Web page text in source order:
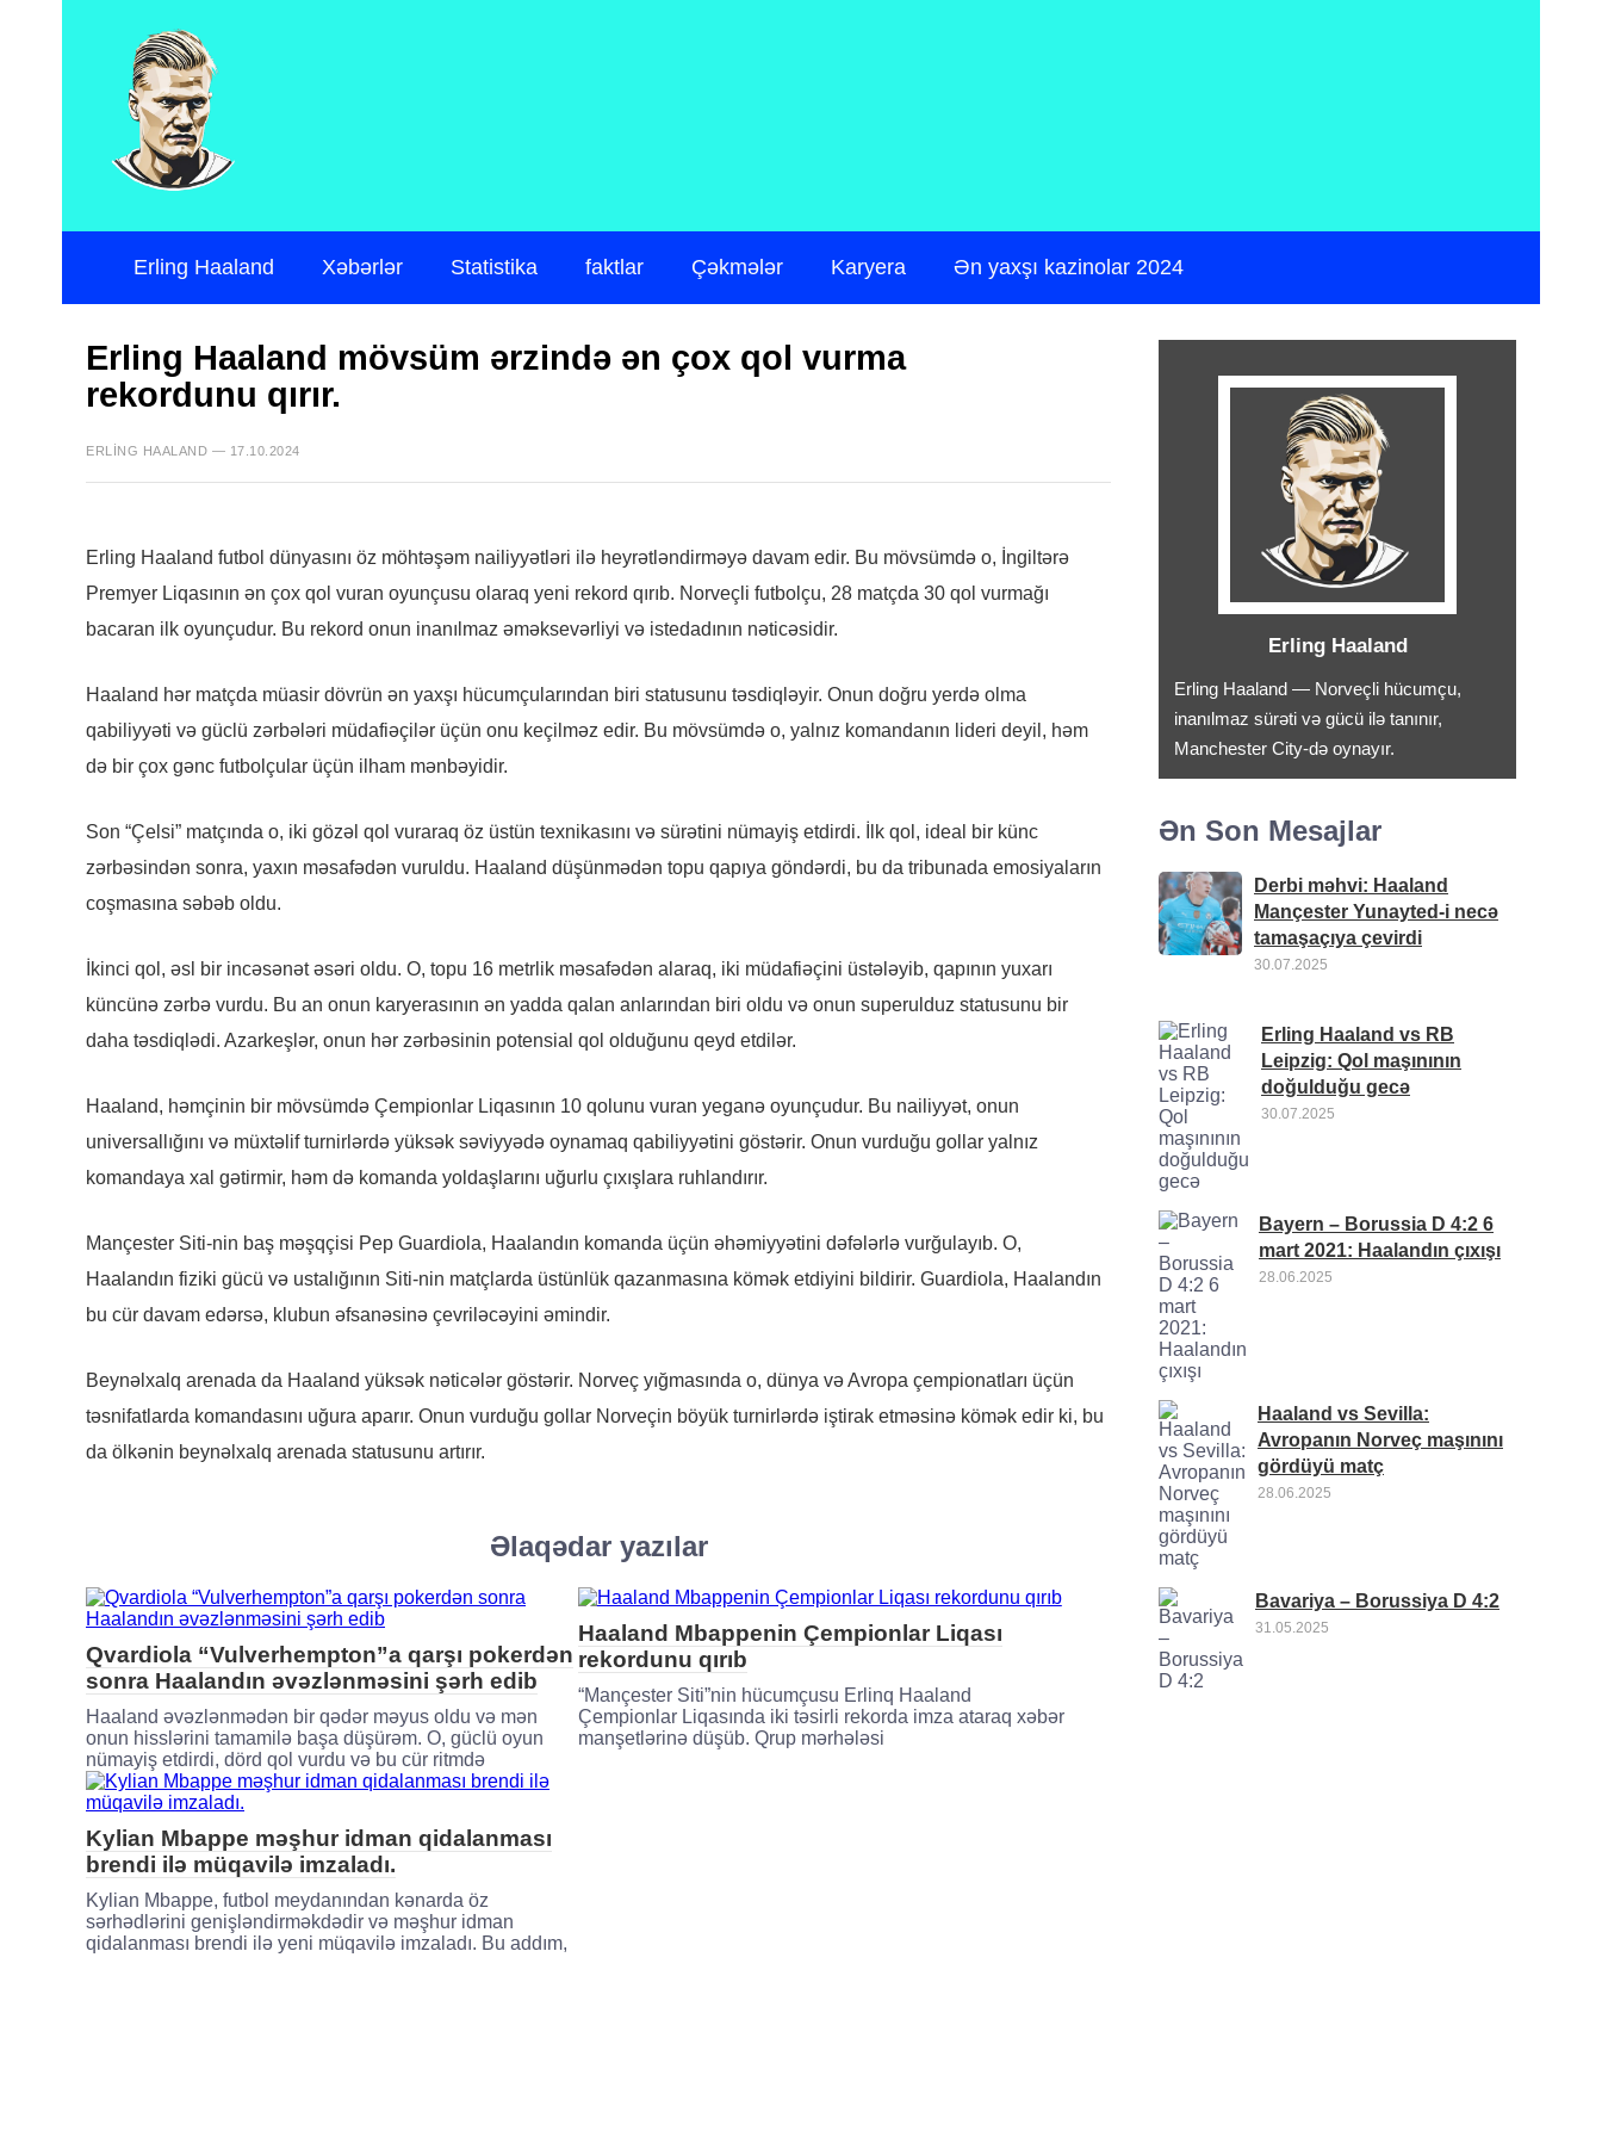
Erling Haaland Xəbərlər Statistika faktlar Çəkmələr Karyera Ən yaxşı kazinolar 2024
Erling Haaland mövsüm ərzində ən çox qol vurma
rekordunu qırır.
ERLING HAALAND — 17.10.2024
Erling Haaland futbol dünyasını öz möhtəşəm nailiyyətləri ilə heyrətləndirməyə davam edir. Bu mövsümdə o, İngiltərə
Premyer Liqasının ən çox qol vuran oyunçusu olaraq yeni rekord qırıb. Norveçli futbolçu, 28 matçda 30 qol vurmağı
bacaran ilk oyunçudur. Bu rekord onun inanılmaz əməksevərliyi və istedadının nəticəsidir.
Haaland hər matçda müasir dövrün ən yaxşı hücumçularından biri statusunu təsdiqləyir. Onun doğru yerdə olma
qabiliyyəti və güclü zərbələri müdafiəçilər üçün onu keçilməz edir. Bu mövsümdə o, yalnız komandanın lideri deyil, həm
də bir çox gənc futbolçular üçün ilham mənbəyidir.
Son “Çelsi” matçında o, iki gözəl qol vuraraq öz üstün texnikasını və sürətini nümayiş etdirdi. İlk qol, ideal bir künc
zərbəsindən sonra, yaxın məsafədən vuruldu. Haaland düşünmədən topu qapıya göndərdi, bu da tribunada emosiyaların
coşmasına səbəb oldu.
İkinci qol, əsl bir incəsənət əsəri oldu. O, topu 16 metrlik məsafədən alaraq, iki müdafiəçini üstələyib, qapının yuxarı
küncünə zərbə vurdu. Bu an onun karyerasının ən yadda qalan anlarından biri oldu və onun superulduz statusunu bir
daha təsdiqlədi. Azarkeşlər, onun hər zərbəsinin potensial qol olduğunu qeyd etdilər.
Haaland, həmçinin bir mövsümdə Çempionlar Liqasının 10 qolunu vuran yeganə oyunçudur. Bu nailiyyət, onun
universallığını və müxtəlif turnirlərdə yüksək səviyyədə oynamaq qabiliyyətini göstərir. Onun vurduğu gollar yalnız
komandaya xal gətirmir, həm də komanda yoldaşlarını uğurlu çıxışlara ruhlandırır.
Mançester Siti-nin baş məşqçisi Pep Guardiola, Haalandın komanda üçün əhəmiyyətini dəfələrlə vurğulayıb. O,
Haalandın fiziki gücü və ustalığının Siti-nin matçlarda üstünlük qazanmasına kömək etdiyini bildirir. Guardiola, Haalandın
bu cür davam edərsə, klubun əfsanəsinə çevriləcəyini əmindir.
Beynəlxalq arenada da Haaland yüksək nəticələr göstərir. Norveç yığmasında o, dünya və Avropa çempionatları üçün
təsnifatlarda komandasını uğura aparır. Onun vurduğu gollar Norveçin böyük turnirlərdə iştirak etməsinə kömək edir ki, bu
da ölkənin beynəlxalq arenada statusunu artırır.
Əlaqədar yazılar
Qvardiola “Vulverhempton”a qarşı pokerdən
sonra Haalandın əvəzlənməsini şərh edib
Haaland əvəzlənmədən bir qədər məyus oldu və mən
onun hisslərini tamamilə başa düşürəm. O, güclü oyun
nümayiş etdirdi, dörd qol vurdu və bu cür ritmdə
Haaland Mbappenin Çempionlar Liqası
rekordunu qırıb
“Mançester Siti”nin hücumçusu Erlinq Haaland
Çempionlar Liqasında iki təsirli rekorda imza ataraq xəbər
manşetlərinə düşüb. Qrup mərhələsi
Kylian Mbappe məşhur idman qidalanması
brendi ilə müqavilə imzaladı.
Kylian Mbappe, futbol meydanından kənarda öz
sərhədlərini genişləndirməkdədir və məşhur idman
qidalanması brendi ilə yeni müqavilə imzaladı. Bu addım,
Erling Haaland
Erling Haaland — Norveçli hücumçu,
inanılmaz sürəti və gücü ilə tanınır,
Manchester City-də oynayır.
Ən Son Mesajlar
Derbi məhvi: Haaland
Mançester Yunayted-i necə
tamaşaçıya çevirdi
30.07.2025
Erling Haaland vs RB
Leipzig: Qol maşınının
doğulduğu gecə
30.07.2025
Bayern – Borussia D 4:2 6
mart 2021: Haalandın çıxışı
28.06.2025
Haaland vs Sevilla:
Avropanın Norveç maşınını
gördüyü matç
28.06.2025
Bavariya – Borussiya D 4:2
31.05.2025